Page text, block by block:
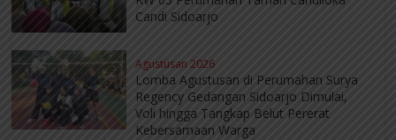
Candi Sidoarjo
Agustusan 2026
Lomba Agustusan di Perumahan Surya
Regency Gedangan Sidoarjo Dimulai,
Voli hingga Tangkap Belut Pererat
Kebersamaan Warga